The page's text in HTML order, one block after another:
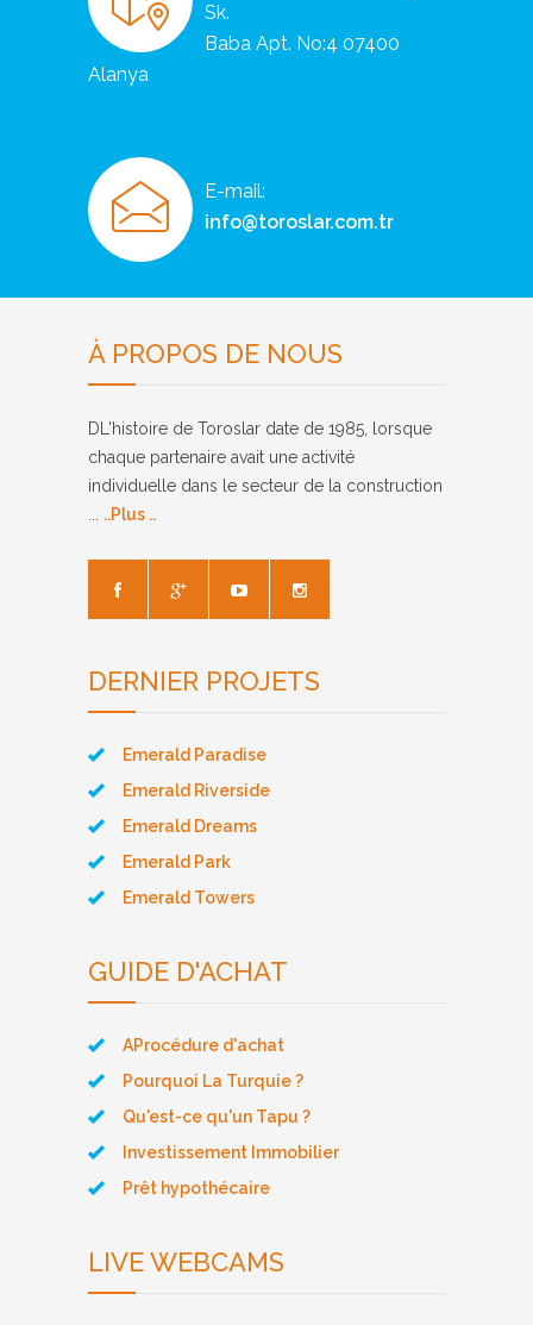
Sk.
Baba Apt. No:4 07400
Alanya
E-mail:
info@toroslar.com.tr
À PROPOS DE NOUS
DL'histoire de Toroslar date de 1985, lorsque
chaque partenaire avait une activité
individuelle dans le secteur de la construction
... ..Plus ..
DERNIER PROJETS
Emerald Paradise
Emerald Riverside
Emerald Dreams
Emerald Park
Emerald Towers
GUIDE D'ACHAT
AProcédure d'achat
Pourquoi La Turquie ?
Qu'est-ce qu'un Tapu ?
Investissement Immobilier
Prêt hypothécaire
LIVE WEBCAMS